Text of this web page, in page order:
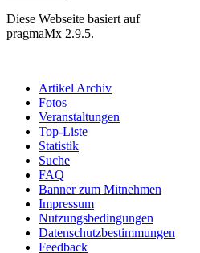
Diese Webseite basiert auf
pragmaMx 2.9.5.
Artikel Archiv
Fotos
Veranstaltungen
Top-Liste
Statistik
Suche
FAQ
Banner zum Mitnehmen
Impressum
Nutzungsbedingungen
Datenschutzbestimmungen
Feedback